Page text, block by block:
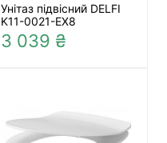
Унітаз підвісний DELFI
K11-0021-EX8
3 039 ₴